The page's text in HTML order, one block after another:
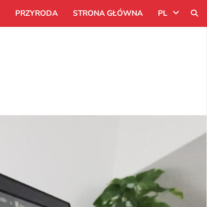
PRZYRODA STRONA GŁÓWNA PL